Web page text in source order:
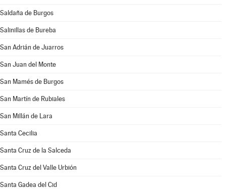
Saldaña de Burgos
Salinillas de Bureba
San Adrián de Juarros
San Juan del Monte
San Mamés de Burgos
San Martín de Rubiales
San Millán de Lara
Santa Cecilia
Santa Cruz de la Salceda
Santa Cruz del Valle Urbión
Santa Gadea del Cid